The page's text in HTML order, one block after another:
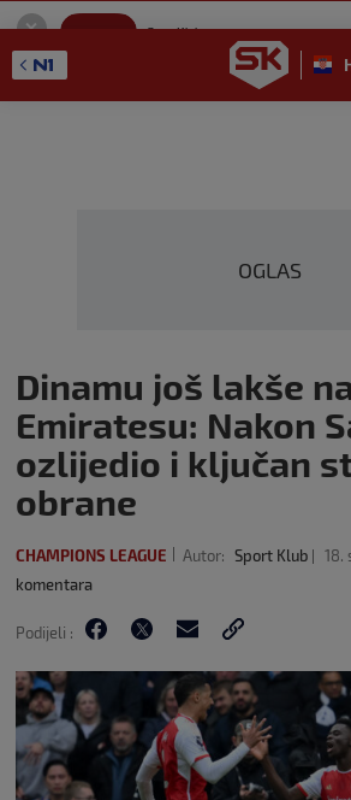
SportKlub
GET - On the Google Play
OGLAS
Dinamu još lakše
Emiratesu: Nakon
ozlijedio i ključan
obrane
CHAMPIONS LEAGUE Autor: Sport Klub 18.
komentara
Podijeli :